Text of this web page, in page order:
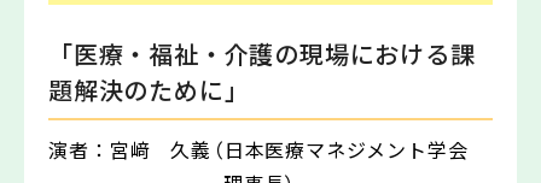
「医療・福祉・介護の現場における課
題解決のために」
演者： 宮﨑 久義（日本医療マネジメント学会